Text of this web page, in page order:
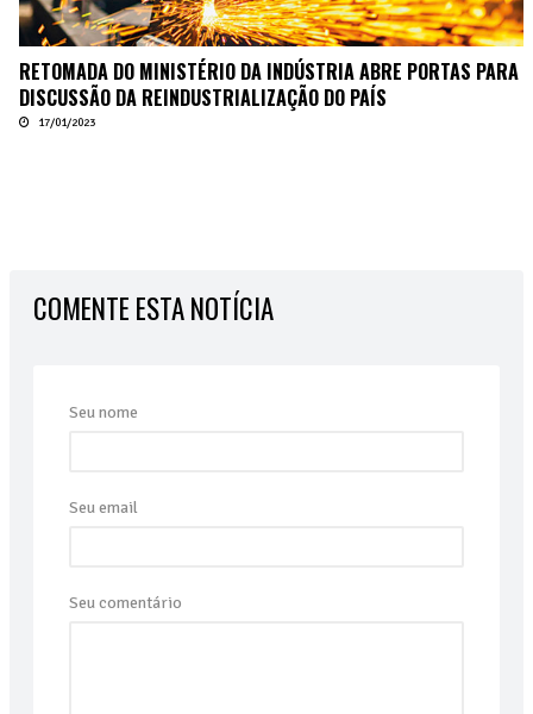
RETOMADA DO MINISTÉRIO DA INDÚSTRIA ABRE PORTAS PARA
DISCUSSÃO DA REINDUSTRIALIZAÇÃO DO PAÍS
17/01/2023
COMENTE ESTA NOTÍCIA
Seu nome
Seu email
Seu comentário